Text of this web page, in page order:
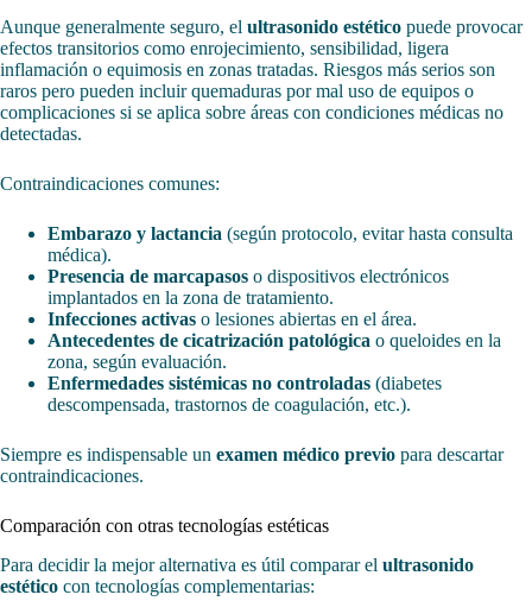
Aunque generalmente seguro, el ultrasonido estético puede provocar
efectos transitorios como enrojecimiento, sensibilidad, ligera
inflamación o equimosis en zonas tratadas. Riesgos más serios son
raros pero pueden incluir quemaduras por mal uso de equipos o
complicaciones si se aplica sobre áreas con condiciones médicas no
detectadas.
Contraindicaciones comunes:
Embarazo y lactancia (según protocolo, evitar hasta consulta
médica).
Presencia de marcapasos o dispositivos electrónicos
implantados en la zona de tratamiento.
Infecciones activas o lesiones abiertas en el área.
Antecedentes de cicatrización patológica o queloides en la
zona, según evaluación.
Enfermedades sistémicas no controladas (diabetes
descompensada, trastornos de coagulación, etc.).
Siempre es indispensable un examen médico previo para descartar
contraindicaciones.
Comparación con otras tecnologías estéticas
Para decidir la mejor alternativa es útil comparar el ultrasonido
estético con tecnologías complementarias: